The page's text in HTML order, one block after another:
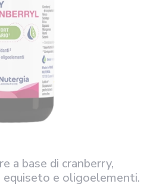
a base di cranberry,
equiseto e oligoelementi.